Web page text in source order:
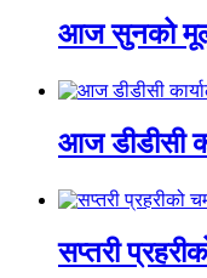
आज सुनको
आज डीडीसी
सप्तरी